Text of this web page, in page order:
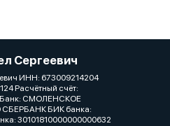
Сергеевич
ИНН: 673009214204
Расчётный счёт:
Банк: СМОЛЕНСКОЕ
БИК банка:
30101810000000000632